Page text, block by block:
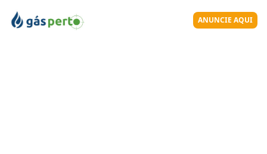
ANUNCIE AQUI